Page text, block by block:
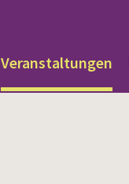
Veranstaltungen